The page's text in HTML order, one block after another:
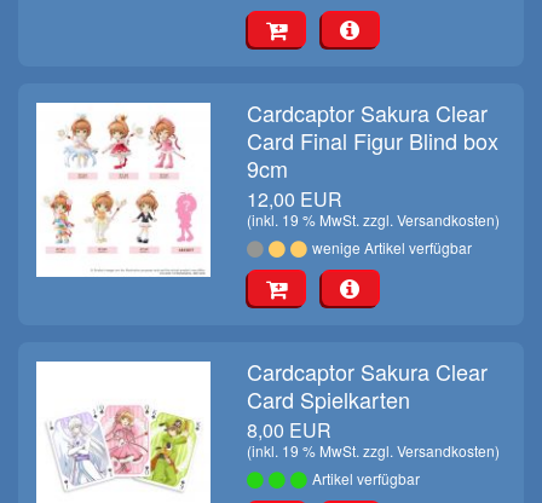
Cardcaptor Sakura Clear
Card Final Figur Blind box
9cm
12,00 EUR
(inkl. 19 % MwSt. zzgl.Versandkosten)
wenige Artikel verfügbar
Cardcaptor Sakura Clear
Card Spielkarten
8,00 EUR
(inkl. 19 % MwSt. zzgl.Versandkosten)
Artikel verfügbar